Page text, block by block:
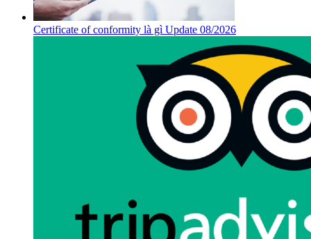
Certificate of conformity là gì Update 08/2026